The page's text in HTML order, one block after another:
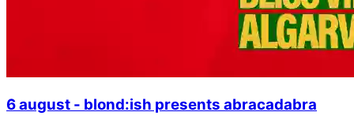
6 august - blond:ish presents abracadabra